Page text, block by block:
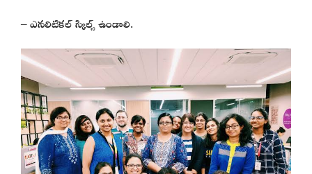
– ఎనలిటికల్ స్కిల్స్ ఉండాలి.